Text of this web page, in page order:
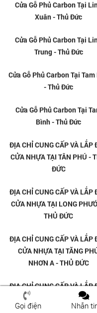
Thủ Đức
Cửa Gỗ Phủ Carbon Tại
Gọi điện Nhắn